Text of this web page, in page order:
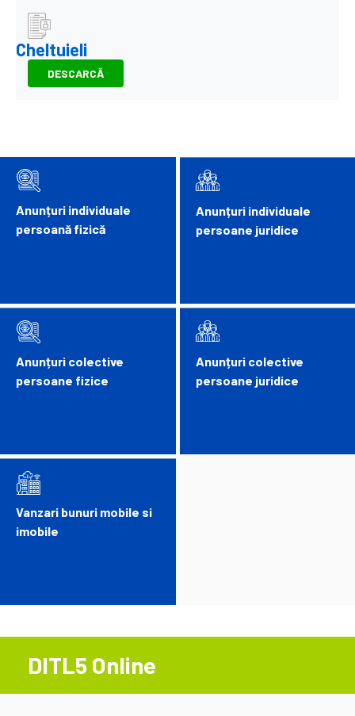
Cheltuieli
DESCARCĂ
Anunțuri individuale
persoană fizică
Anunțuri colective
persoane fizice
Vanzari bunuri mobile si
imobile
Anunțuri individuale
persoane juridice
Anunțuri colective
persoane juridice
DITL5 Online